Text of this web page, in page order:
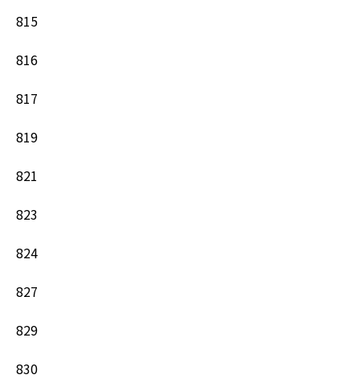
815
816
817
819
821
823
824
827
829
830